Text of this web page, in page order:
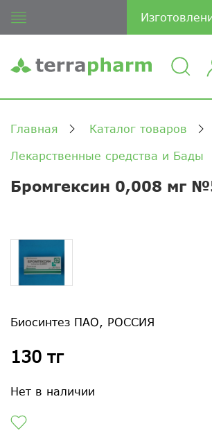
Главная Каталог товаров
Лекарственные средства и Бады
Бромгексин 0,008 мг
Биосинтез ПАО, РОССИЯ
130 тг
Нет в наличии